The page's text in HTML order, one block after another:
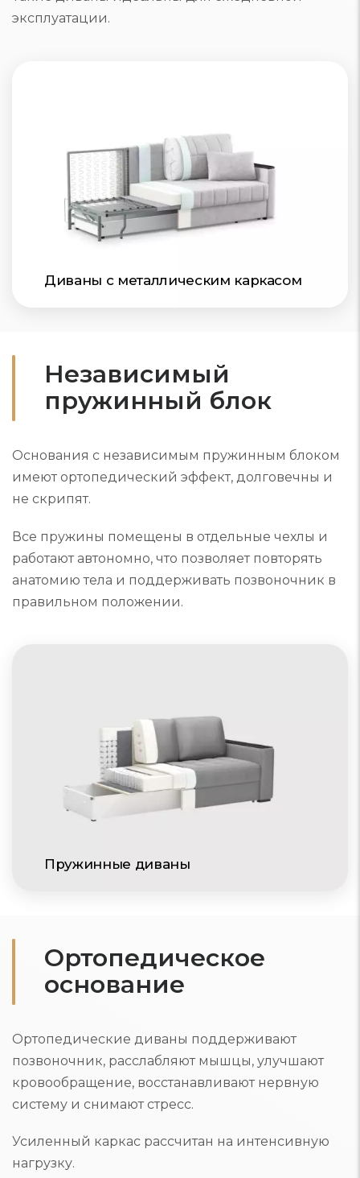
эксплуатации.
Диваны с металлическим каркасом
Пружинные диваны
Независимый
пружинный блок
Основания с независимым пружинным блоком
имеют ортопедический эффект, долговечны и
не скрипят.
Все пружины помещены в отдельные чехлы и
работают автономно, что позволяет повторять
анатомию тела и поддерживать позвоночник в
правильном положении.
Ортопедическое
основание
Ортопедические диваны поддерживают
позвоночник, расслабляют мышцы, улучшают
кровообращение, восстанавливают нервную
систему и снимают стресс.
Усиленный каркас рассчитан на интенсивную
нагрузку.